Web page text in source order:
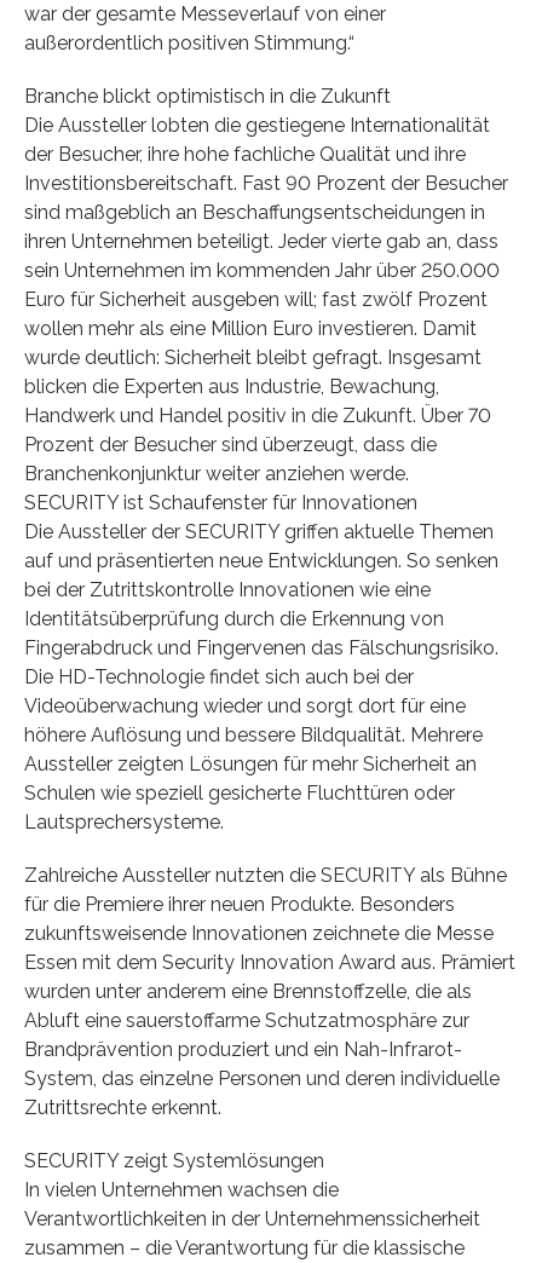
war der gesamte Messeverlauf von einer
außerordentlich positiven Stimmung.“
Branche blickt optimistisch in die Zukunft
Die Aussteller lobten die gestiegene Internationalität
der Besucher, ihre hohe fachliche Qualität und ihre
Investitionsbereitschaft. Fast 90 Prozent der Besucher
sind maßgeblich an Beschaffungsentscheidungen in
ihren Unternehmen beteiligt. Jeder vierte gab an, dass
sein Unternehmen im kommenden Jahr über 250.000
Euro für Sicherheit ausgeben will; fast zwölf Prozent
wollen mehr als eine Million Euro investieren. Damit
wurde deutlich: Sicherheit bleibt gefragt. Insgesamt
blicken die Experten aus Industrie, Bewachung,
Handwerk und Handel positiv in die Zukunft. Über 70
Prozent der Besucher sind überzeugt, dass die
Branchenkonjunktur weiter anziehen werde.
SECURITY ist Schaufenster für Innovationen
Die Aussteller der SECURITY griffen aktuelle Themen
auf und präsentierten neue Entwicklungen. So senken
bei der Zutrittskontrolle Innovationen wie eine
Identitätsüberprüfung durch die Erkennung von
Fingerabdruck und Fingervenen das Fälschungsrisiko.
Die HD-Technologie findet sich auch bei der
Videoüberwachung wieder und sorgt dort für eine
höhere Auflösung und bessere Bildqualität. Mehrere
Aussteller zeigten Lösungen für mehr Sicherheit an
Schulen wie speziell gesicherte Fluchttüren oder
Lautsprechersysteme.
Zahlreiche Aussteller nutzten die SECURITY als Bühne
für die Premiere ihrer neuen Produkte. Besonders
zukunftsweisende Innovationen zeichnete die Messe
Essen mit dem Security Innovation Award aus. Prämiert
wurden unter anderem eine Brennstoffzelle, die als
Abluft eine sauerstoffarme Schutzatmosphäre zur
Brandprävention produziert und ein Nah-Infrarot-
System, das einzelne Personen und deren individuelle
Zutrittsrechte erkennt.
SECURITY zeigt Systemlösungen
In vielen Unternehmen wachsen die
Verantwortlichkeiten in der Unternehmenssicherheit
zusammen – die Verantwortung für die klassische